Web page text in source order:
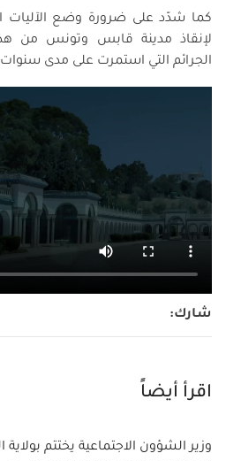
كما شدّد على ضرورة وضع الآليات
لإنقاذ مدينة قابس وتونس من
الجرائم التي استمرت على مدى
شارك:
اقرأ أيضاً
وزير الشؤون الاجتماعية يختتم بولاية